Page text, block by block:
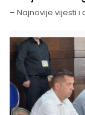
– Najnovije vijesti i